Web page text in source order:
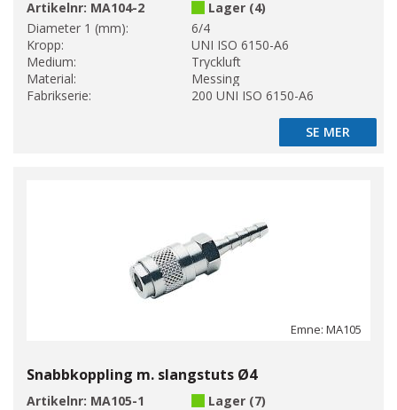
Artikelnr: MA104-2
Lager (4)
Diameter 1 (mm):
6/4
Kropp:
UNI ISO 6150-A6
Medium:
Tryckluft
Material:
Messing
Fabrikserie:
200 UNI ISO 6150-A6
SE MER
SE MER
Emne: MA105
Snabbkoppling m. slangstuts Ø4
Artikelnr: MA105-1
Lager (7)